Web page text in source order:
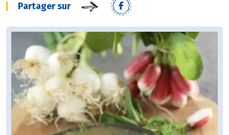
Partager sur